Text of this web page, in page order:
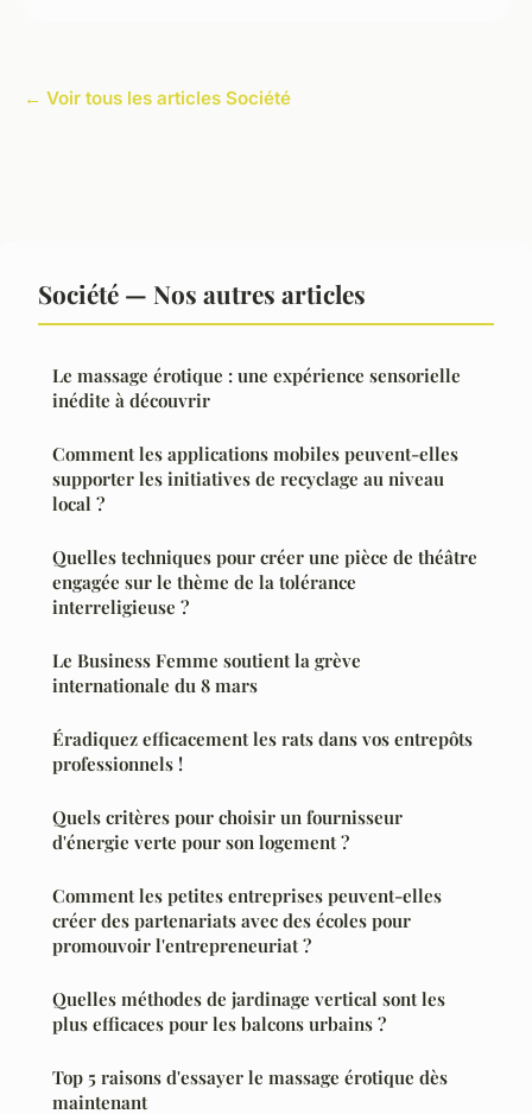
← Voir tous les articles Société
Société — Nos autres articles
Le massage érotique : une expérience sensorielle
inédite à découvrir
Comment les applications mobiles peuvent-elles
supporter les initiatives de recyclage au niveau
local ?
Quelles techniques pour créer une pièce de théâtre
engagée sur le thème de la tolérance
interreligieuse ?
Le Business Femme soutient la grève
internationale du 8 mars
Éradiquez efficacement les rats dans vos entrepôts
professionnels !
Quels critères pour choisir un fournisseur
d'énergie verte pour son logement ?
Comment les petites entreprises peuvent-elles
créer des partenariats avec des écoles pour
promouvoir l'entrepreneuriat ?
Quelles méthodes de jardinage vertical sont les
plus efficaces pour les balcons urbains ?
Top 5 raisons d'essayer le massage érotique dès
maintenant